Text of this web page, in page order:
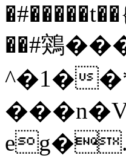
��#鶟
^�1�